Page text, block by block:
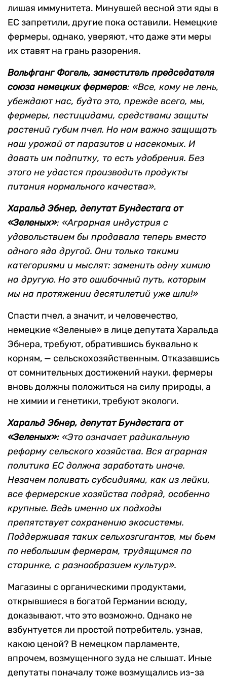
лишая иммунитета. Минувшей весной эти яды в
ЕС запретили, другие пока оставили. Немецкие
фермеры, однако, уверяют, что даже эти меры
их ставят на грань разорения.
Вольфганг Фогель, заместитель председателя
союза немецких фермеров: «Все, кому не лень,
убеждают нас, будто это, прежде всего, мы,
фермеры, пестицидами, средствами защиты
растений губим пчел. Но нам важно защищать
наш урожай от паразитов и насекомых. И
давать им подпитку, то есть удобрения. Без
этого не удастся производить продукты
питания нормального качества».
Харальд Эбнер, депутат Бундестага от
«Зеленых»: «Аграрная индустрия с
удовольствием бы продавала теперь вместо
одного яда другой. Они только такими
категориями и мыслят: заменить одну химию
на другую. Но это ошибочный путь, которым
мы на протяжении десятилетий уже шли!»
Спасти пчел, а значит, и человечество,
немецкие «Зеленые» в лице депутата Харальда
Эбнера, требуют, обратившись буквально к
корням, — сельскохозяйственным. Отказавшись
от сомнительных достижений науки, фермеры
вновь должны положиться на силу природы, а
не химии и генетики, требуют экологи.
Харальд Эбнер, депутат Бундестага от
«Зеленых»: «Это означает радикальную
реформу сельского хозяйства. Вся аграрная
политика ЕС должна заработать иначе.
Незачем поливать субсидиями, как из лейки,
все фермерские хозяйства подряд, особенно
крупные. Ведь именно их подходы
препятствует сохранению экосистемы.
Поддерживая таких сельхозгигантов, мы бьем
по небольшим фермерам, трудящимся по
старинке, с разнообразием культур».
Магазины с органическими продуктами,
открывшиеся в богатой Германии всюду,
доказывают, что это возможно. Однако не
взбунтуется ли простой потребитель, узнав,
какою ценой? В немецком парламенте,
впрочем, возмущенного зуда не слышат. Иные
депутаты поначалу тоже возмущались из-за